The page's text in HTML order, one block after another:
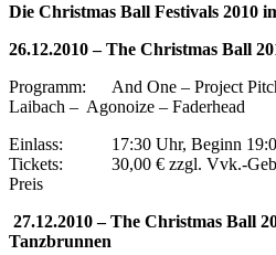
Die Christmas Ball Festivals 2010
26.12.2010 – The Christmas Ball
Programm: And One – Project
Laibach – Agonoize – Faderhead
Einlass: 17:30 Uhr, Beginn
Tickets: 30,00 € zzgl. Vvk.-
Preis
27.12.2010 – The Christmas Ball
Tanzbrunnen